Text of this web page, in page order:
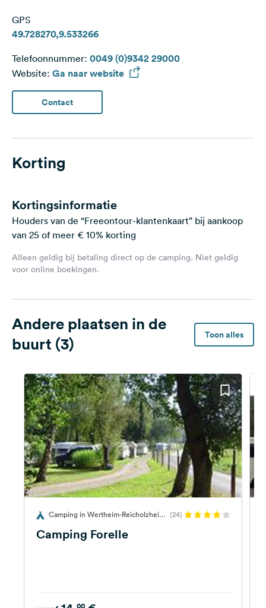
GPS
49.728270,9.533266
Telefoonnummer: 0049 (0)9342 29000
Website: Ga naar website
Contact
Korting
Kortingsinformatie
Houders van de “Freeontour-klantenkaart” bij aankoop
van 25 of meer € 10% korting
Alleen geldig bij betaling direct op de camping. Niet geldig
voor online boekingen.
Andere plaatsen in de
buurt (3)
Toon alles
(24)
Camping Forelle